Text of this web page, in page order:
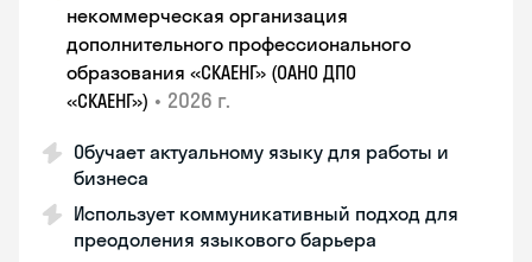
некоммерческая организация
дополнительного профессионального
образования «СКАЕНГ» (ОАНО ДПО
«СКАЕНГ») • 2026 г.
Обучает актуальному языку для работы и
бизнеса
Использует коммуникативный подход для
преодоления языкового барьера